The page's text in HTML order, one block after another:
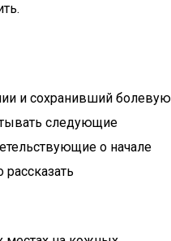
и сохранивший болевую
следующие
о начале